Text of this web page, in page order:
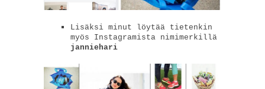
Lisäksi minut löytää tietenkin
myös Instagramista nimimerkillä
janniehari